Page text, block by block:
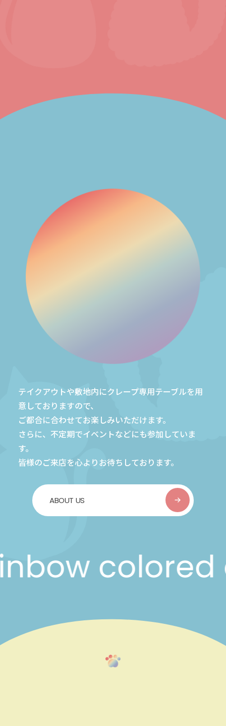
テイクアウトや敷地内にクレープ専用テーブルを用
意しておりますので、
ご都合に合わせてお楽しみいただけます。
さらに、不定期でイベントなどにも参加していま
す。
皆様のご来店を心よりお待ちしております。
ABOUT US
colored